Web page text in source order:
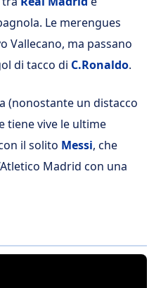
Le merengues
Vallecano, ma passano
di tacco di C.Ronaldo.
(nonostante un distacco
tiene vive le ultime
il solito Messi, che
Madrid con una